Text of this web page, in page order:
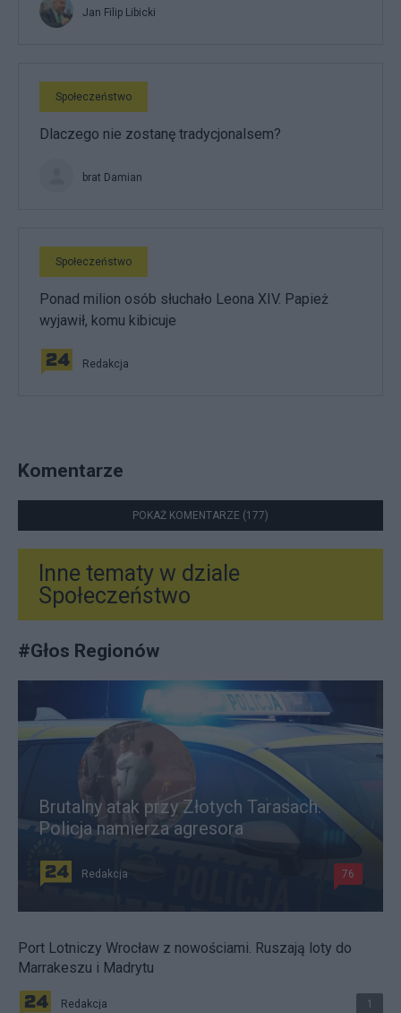
Jan Filip Libicki
Społeczeństwo
Dlaczego nie zostanę tradycjonalsem?
brat Damian
Społeczeństwo
Ponad milion osób słuchało Leona XIV. Papież
wyjawił, komu kibicuje
Redakcja
Komentarze
POKAŻ KOMENTARZE (177)
Inne tematy w dziale
Społeczeństwo
#Głos Regionów
Brutalny atak przy Złotych Tarasach.
Policja namierza agresora
Redakcja 76
Port Lotniczy Wrocław z nowościami. Ruszają loty do
Marrakeszu i Madrytu
Redakcja 1